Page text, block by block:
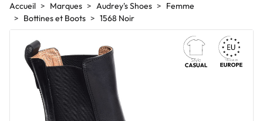
Accueil Marques Audrey's Shoes
Femme
Bottines et Boots
1568 Noir